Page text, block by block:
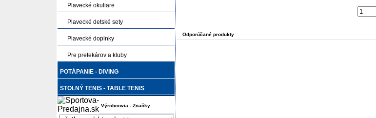
Plavecké okuliare
Plavecké detské sety
Plavecké doplnky
Pre pretekárov a kluby
POTÁPANIE - DIVING
STOLNÝ TENIS - TABLE TENIS
Výrobcovia - Značky
Odporúčané produkty